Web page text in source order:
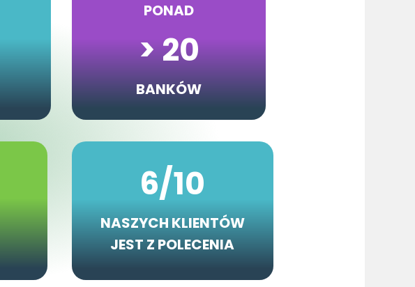
6/10
NASZYCH KLIENTÓW
JEST Z POLECENIA
PONAD
> 20
BANKÓW